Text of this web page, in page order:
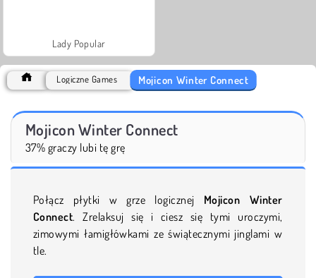
Lady Popular
Logiczne Games Mojicon Winter Connect
Mojicon Winter Connect
37% graczy lubi tę grę
Połącz płytki w grze logicznej Mojicon Winter
Connect. Zrelaksuj się i ciesz się tymi uroczymi,
zimowymi łamigłówkami ze świątecznymi jinglami w
tle.